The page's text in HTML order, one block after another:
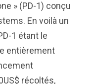
» (PD-1) conçu
En voilà un
1 étant le
entièrement
récoltés,